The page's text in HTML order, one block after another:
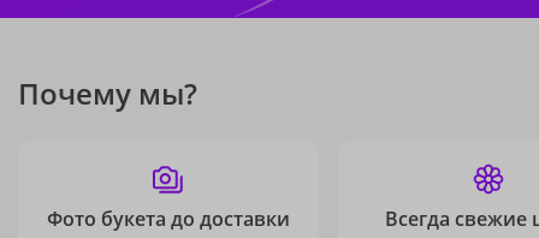
Почему мы?
Фото букета до доставки Всегда свежие